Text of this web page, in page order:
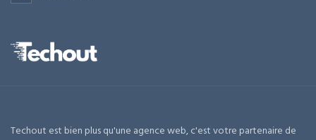
Techout est bien plus qu'une agence web, c'est votre partenaire de